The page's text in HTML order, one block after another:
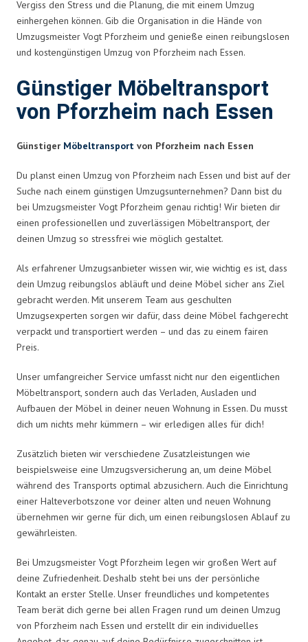
Vergiss den Stress und die Planung, die mit einem Umzug
einhergehen können. Gib die Organisation in die Hände von
Umzugsmeister Vogt Pforzheim und genieße einen reibungslosen
und kostengünstigen Umzug von Pforzheim nach Essen.
Günstiger Möbeltransport
von Pforzheim nach Essen
Günstiger Möbeltransport von Pforzheim nach Essen
Du planst einen Umzug von Pforzheim nach Essen und bist auf der
Suche nach einem günstigen Umzugsunternehmen? Dann bist du
bei Umzugsmeister Vogt Pforzheim genau richtig! Wir bieten dir
einen professionellen und zuverlässigen Möbeltransport, der
deinen Umzug so stressfrei wie möglich gestaltet.
Als erfahrener Umzugsanbieter wissen wir, wie wichtig es ist, dass
dein Umzug reibungslos abläuft und deine Möbel sicher ans Ziel
gebracht werden. Mit unserem Team aus geschulten
Umzugsexperten sorgen wir dafür, dass deine Möbel fachgerecht
verpackt und transportiert werden – und das zu einem fairen
Preis.
Unser umfangreicher Service umfasst nicht nur den eigentlichen
Möbeltransport, sondern auch das Verladen, Ausladen und
Aufbauen der Möbel in deiner neuen Wohnung in Essen. Du musst
dich um nichts mehr kümmern – wir erledigen alles für dich!
Zusätzlich bieten wir verschiedene Zusatzleistungen wie
beispielsweise eine Umzugsversicherung an, um deine Möbel
während des Transports optimal abzusichern. Auch die Einrichtung
einer Halteverbotszone vor deiner alten und neuen Wohnung
übernehmen wir gerne für dich, um einen reibungslosen Ablauf zu
gewährleisten.
Bei Umzugsmeister Vogt Pforzheim legen wir großen Wert auf
deine Zufriedenheit. Deshalb steht bei uns der persönliche
Kontakt an erster Stelle. Unser freundliches und kompetentes
Team berät dich gerne bei allen Fragen rund um deinen Umzug
von Pforzheim nach Essen und erstellt dir ein individuelles